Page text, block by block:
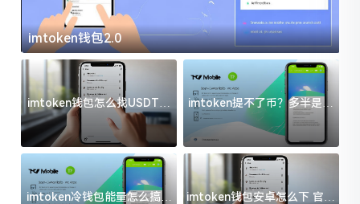
imtoken钱包2.0
imtoken钱包怎么找USDT地
址？三步搞定不踩坑
imtoken提不了币？多半是这
几件事没处理好
imtoken冷钱包能量怎么搞？
imtoken钱包安卓怎么下 官方